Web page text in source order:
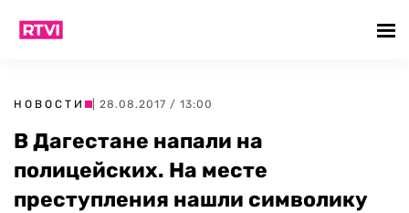
НОВОСТИ | 28.08.2017 / 13:00
В Дагестане напали на
полицейских. На месте
преступления нашли символику